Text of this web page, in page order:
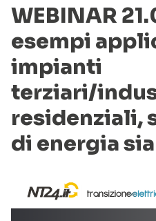
WEBINAR
esempi
impianti
terziari/
residenziali,
di energia